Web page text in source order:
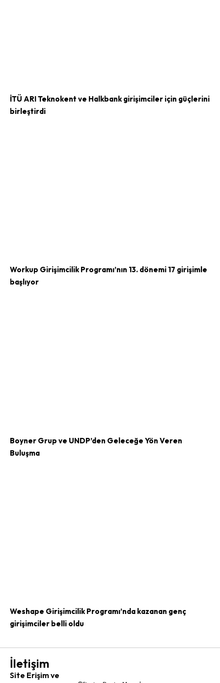
İTÜ ARI Teknokent ve Halkbank girişimciler için güçlerini
birleştirdi
Workup Girişimcilik Programı’nın 13. dönemi 17 girişimle
başlıyor
Boyner Grup ve UNDP’den Geleceğe Yön Veren
Buluşma
Weshape Girişimcilik Programı’nda kazanan genç
girişimciler belli oldu
İletişim
Site Erişim ve